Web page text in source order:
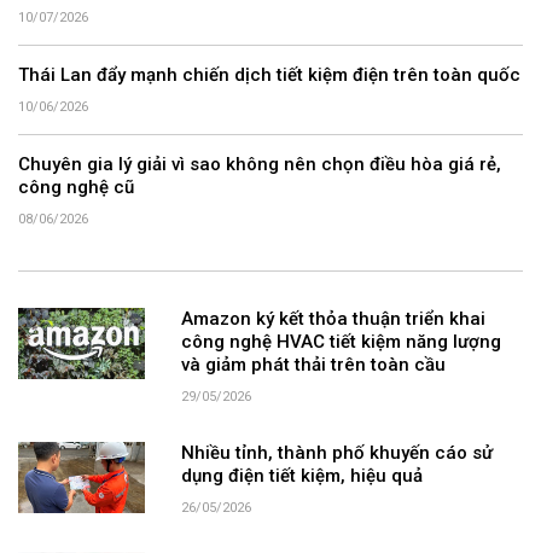
10/07/2026
Thái Lan đẩy mạnh chiến dịch tiết kiệm điện trên toàn quốc
10/06/2026
Chuyên gia lý giải vì sao không nên chọn điều hòa giá rẻ,
công nghệ cũ
08/06/2026
Amazon ký kết thỏa thuận triển khai
công nghệ HVAC tiết kiệm năng lượng
và giảm phát thải trên toàn cầu
29/05/2026
Nhiều tỉnh, thành phố khuyến cáo sử
dụng điện tiết kiệm, hiệu quả
26/05/2026